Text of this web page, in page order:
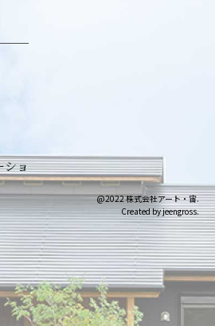
ショ
@2022 株式会社アート・宙.
Created by jeengross.